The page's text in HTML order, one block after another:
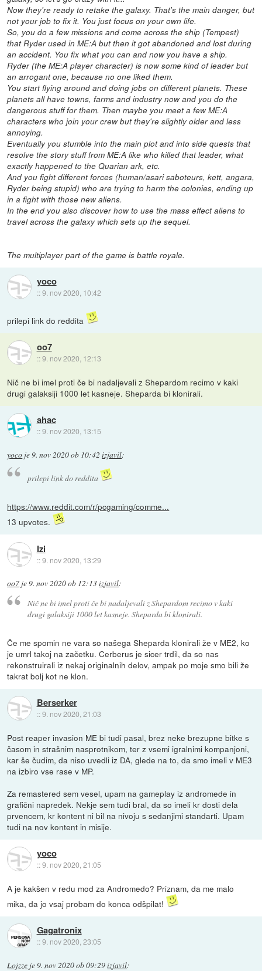
Now they're ready to retake the galaxy. That's the main danger, but
not your job to fix it. You just focus on your own life.
So, you do a few missions and come across the ship (Tempest)
that Ryder used in ME:A but then it got abandoned and lost during
an accident. You fix what you can and now you have a ship.
Ryder (the ME:A player character) is now some kind of leader but
an arrogant one, because no one liked them.
You start flying around and doing jobs on different planets. These
planets all have towns, farms and industry now and you do the
dangerous stuff for them. Then maybe you meet a few ME:A
characters who join your crew but they're slightly older and less
annoying.
Eventually you stumble into the main plot and into side quests that
resolve the story stuff from ME:A like who killed that leader, what
exactly happened to the Quarian ark, etc.
And you fight different forces (human/asari saboteurs, kett, angara,
Ryder being stupid) who are trying to harm the colonies, ending up
in a fight with those new aliens.
In the end you also discover how to use the mass effect aliens to
travel across the galaxy which sets up the sequel.
The multiplayer part of the game is battle royale.
yoco
::9. nov 2020, 10:42
prilepi link do reddita
oo7
::9. nov 2020, 12:13
Nič ne bi imel proti če bi nadaljevali z Shepardom recimo v kaki
drugi galaksiji 1000 let kasneje. Sheparda bi klonirali.
ahac
::9. nov 2020, 13:15
yoco je9. nov 2020 ob 10:42 izjavil:
prilepi link do reddita
https://www.reddit.com/r/pcgaming/comme...
13 upvotes.
Izi
::9. nov 2020, 13:29
oo7 je9. nov 2020 ob 12:13izjavil:
Nič ne bi imel proti če bi nadaljevali z Shepardom recimo v kaki
drugi galaksiji 1000 let kasneje. Sheparda bi klonirali.
Če me spomin ne vara so našega Sheparda klonirali že v ME2, ko
je umrl takoj na začetku. Cerberus je sicer trdil, da so nas
rekonstruirali iz nekaj originalnih delov, ampak po moje smo bili že
takrat bolj kot ne klon.
Berserker
::9. nov 2020, 21:03
Post reaper invasion ME bi tudi pasal, brez neke brezupne bitke s
časom in strašnim nasprotnikom, ter z vsemi igralnimi kompanjoni,
kar še čudim, da niso uvedli iz DA, glede na to, da smo imeli v ME3
na izbiro vse rase v MP.
Za remastered sem vesel, upam na gameplay iz andromede in
grafični napredek. Nekje sem tudi bral, da so imeli kr dosti dela
prvencem, kr kontent ni bil na nivoju s sedanjimi standarti. Upam
tudi na nov kontent in misije.
yoco
::9. nov 2020, 21:05
A je kakšen v redu mod za Andromedo? Priznam, da me malo
mika, da jo vsaj probam do konca odšpilat!
Gagatronix
::9. nov 2020, 23:05
Lojzze je9. nov 2020 ob 09:29izjavil: